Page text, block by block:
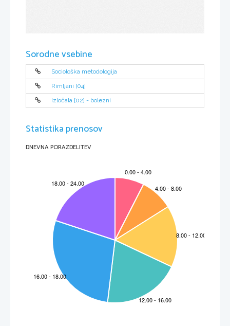
Sorodne vsebine
Sociološka metodologija
Rimljani [04]
Izločala [02] - bolezni
Statistika prenosov
DNEVNA PORAZDELITEV